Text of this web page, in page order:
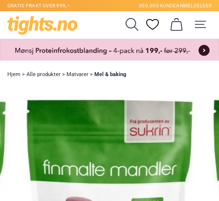
GRATIS FRAKT OVER 999,– 300.000 KUNDEANMELDELSER
Hjem > Alle produkter > Matvarer > Mel & baking